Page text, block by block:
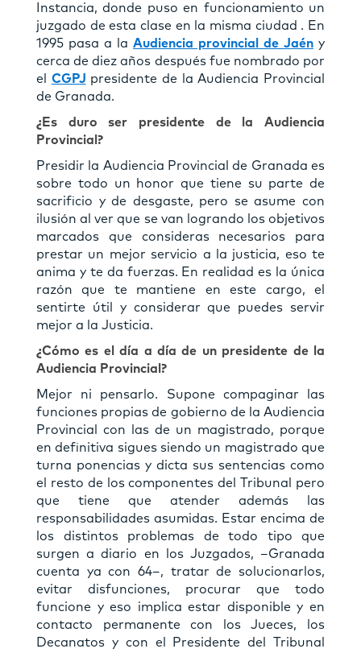
Instancia, donde puso en funcionamiento un
juzgado de esta clase en la misma ciudad . En
1995 pasa a la Audiencia provincial de Jaén y
cerca de diez años después fue nombrado por
el CGPJ presidente de la Audiencia Provincial
de Granada.
¿Es duro ser presidente de la Audiencia
Provincial?
Presidir la Audiencia Provincial de Granada es
sobre todo un honor que tiene su parte de
sacriﬁcio y de desgaste, pero se asume con
ilusión al ver que se van logrando los objetivos
marcados que consideras necesarios para
prestar un mejor servicio a la justicia, eso te
anima y te da fuerzas. En realidad es la única
razón que te mantiene en este cargo, el
sentirte útil y considerar que puedes servir
mejor a la Justicia.
¿Cómo es el día a día de un presidente de la
Audiencia Provincial?
Mejor ni pensarlo. Supone compaginar las
funciones propias de gobierno de la Audiencia
Provincial con las de un magistrado, porque
en deﬁnitiva sigues siendo un magistrado que
turna ponencias y dicta sus sentencias como
el resto de los componentes del Tribunal pero
que tiene que atender además las
responsabilidades asumidas. Estar encima de
los distintos problemas de todo tipo que
surgen a diario en los Juzgados, –Granada
cuenta ya con 64–, tratar de solucionarlos,
evitar disfunciones, procurar que todo
funcione y eso implica estar disponible y en
contacto permanente con los Jueces, los
Decanatos y con el Presidente del Tribunal